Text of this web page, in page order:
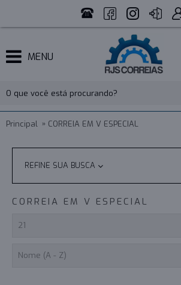
MENU
Principal CORREIA EM V ESPECIAL
REFINE SUA BUSCA
CORREIA EM V ESPECIAL